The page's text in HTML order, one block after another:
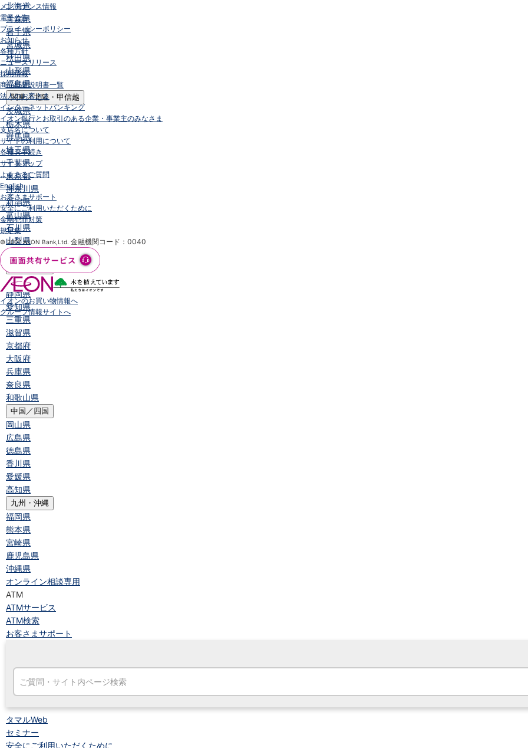
北海道
青森県
岩手県
宮城県
秋田県
山形県
福島県
関東／北陸・甲信越
茨城県
栃木県
群馬県
埼玉県
千葉県
東京都
神奈川県
新潟県
富山県
石川県
山梨県
長野県
東海／近畿
岐阜県
静岡県
愛知県
三重県
滋賀県
京都府
大阪府
兵庫県
奈良県
和歌山県
中国／四国
岡山県
広島県
徳島県
香川県
愛媛県
高知県
九州・沖縄
福岡県
熊本県
宮崎県
鹿児島県
沖縄県
オンライン相談専用
ATM
ATMサービス
ATM検索
お客さまサポート
タマルWeb
セミナー
安全にご利用いただくために
メンテナンス情報
電子公告
プライバシーポリシー
お知らせ
各種方針
ニュースリリース
採用情報
商品概要説明書一覧
法人のお客さま
インターネットバンキング
イオン銀行とお取引のある企業・事業主のみなさま
支店名について
サイトの利用について
各種お手続き
サイトマップ
よくあるご質問
English
お客さまサポート
安全にご利用いただくために
金融犯罪対策
規定集
© 2007 AEON Bank,Ltd. 金融機関コード：0040
イオンのお買い物情報へ
グループ情報サイトへ